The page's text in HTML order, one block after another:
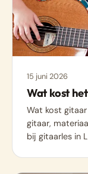
15 juni 2026
Wat kost
Wat kost
gitaar,
bij gitaarles in